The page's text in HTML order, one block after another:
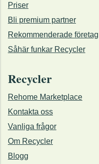
Priser
Bli premium partner
Rekommenderade företag
Såhär funkar Recycler
Recycler
Rehome Marketplace
Kontakta oss
Vanliga frågor
Om Recycler
Blogg